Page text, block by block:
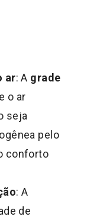
ar: A grade
o ar
seja
pelo
conforto
: A
de